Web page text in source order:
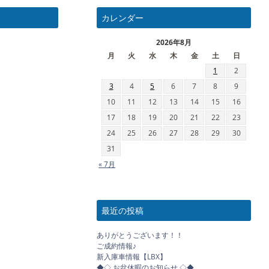
カレンダー
2026年8月
月
火 水 木 金 土
日
1
2
3
4 5 6 7 8
9
10
11 12 13 14 15
16
17
18 19 20 21 22
23
24
25 26 27 28 29
30
31
« 7月
最近の投稿
ありがとうございます！！
ご成約情報♪
新入庫車情報【LBX】